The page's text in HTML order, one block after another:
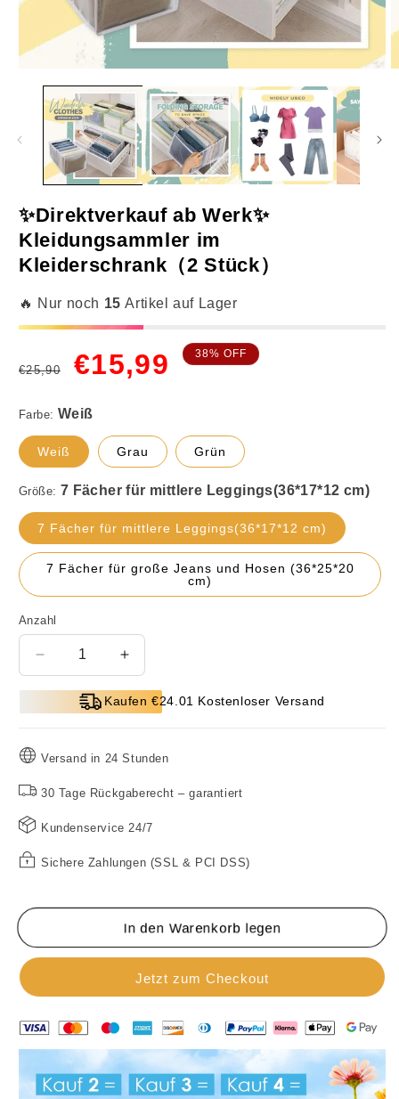
✨Direktverkauf ab Werk✨
Kleidungsammler im
Kleiderschrank（2 Stück）
🔥 Nur noch 15Artikel auf Lager
Normaler
Preis
€25,90
Verkaufspreis
€15,99 38% OFF
Farbe:
Weiß Grau Grün
Größe:
7 Fächer für mittlere Leggings(36*17*12 cm)
7 Fächer für mittlere Leggings(36*17*12 cm)
7 Fächer für große Jeans und Hosen (36*25*20
cm)
Anzahl
Verringere
die
Menge
für
ab
Kleidungsammler
Kleiderschrank（2
Stück）
Erhöhe
die
Menge
für
ab
Kleidungsammler
Kleiderschrank（2
Stück）
Kaufen €24.01 Kostenloser Versand
Versand in 24 Stunden
30 Tage Rückgaberecht – garantiert
Kundenservice 24/7
Sichere Zahlungen (SSL & PCI DSS)
In den Warenkorb legen
Jetzt zum Checkout